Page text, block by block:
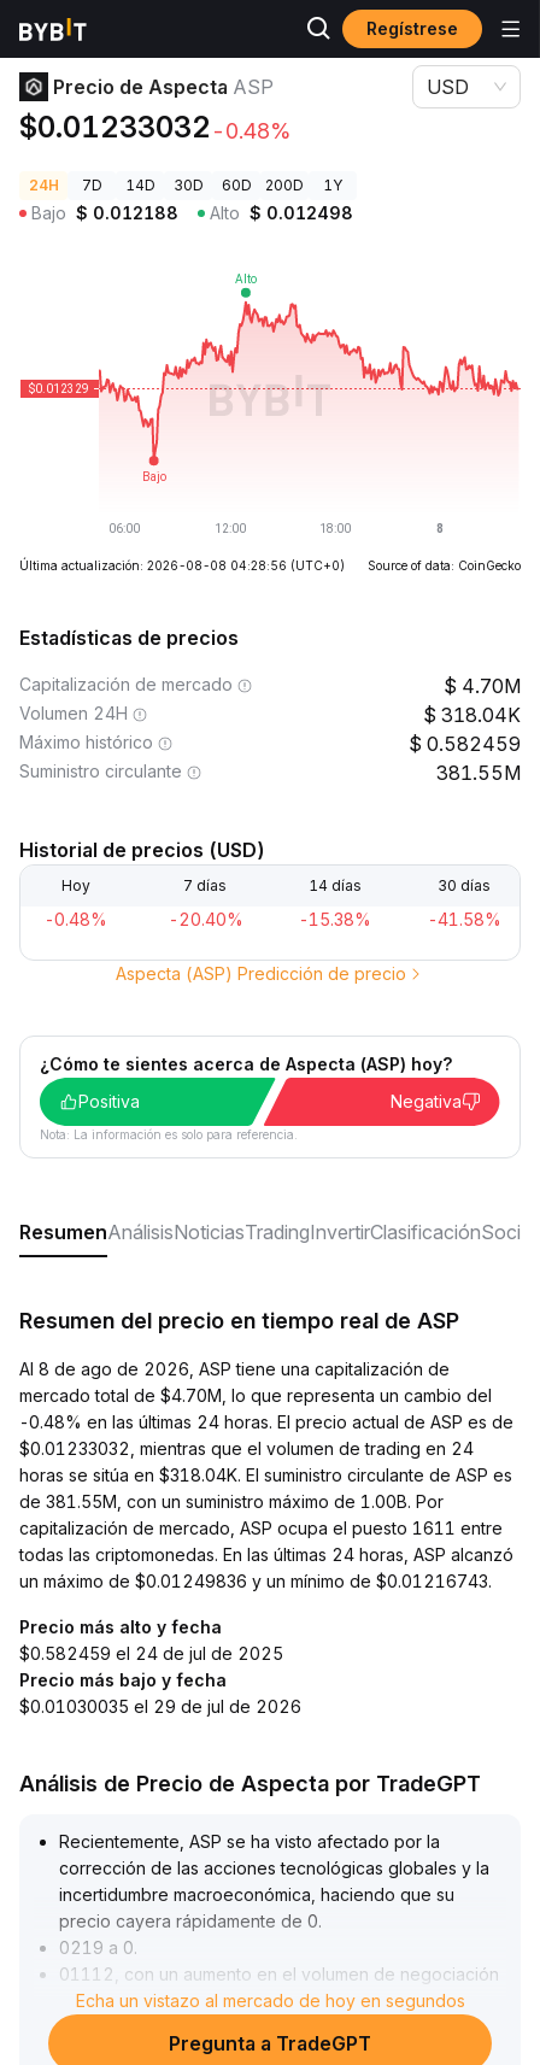
Regístrese
Precios de Criptomonedas Precio de Aspecta ASP
Precio de Aspecta ASP
$0.01233032 -0.48%
USD
24H 7D 14D 30D 60D 200D 1Y
Bajo $ 0.012188 Alto $ 0.012498
Última actualización: 2026-08-08 04:28:56 (UTC+0) Source of data: CoinGecko
Estadísticas de precios
Capitalización de mercado 4.70M
Volumen 24H 318.04K
Máximo histórico 0.582459
Suministro circulante 381.55M
Historial de precios (USD)
Hoy 7 días 14 días 30 días
-0.48% -20.40% -15.38% -41.58%
Aspecta (ASP) Predicción de precio
¿Cómo te sientes acerca de Aspecta (ASP) hoy?
Positiva
Negativa
Nota: La información es solo para referencia.
ResumenAnálisisNoticiasTradingInvertirClasificaciónSocial
Resumen del precio en tiempo real de ASP
Al 8 de ago de 2026, ASP tiene una capitalización de
mercado total de $4.70M, lo que representa un cambio del
-0.48% en las últimas 24 horas. El precio actual de ASP es de
$0.01233032, mientras que el volumen de trading en 24
horas se sitúa en $318.04K. El suministro circulante de ASP es
de 381.55M, con un suministro máximo de 1.00B. Por
capitalización de mercado, ASP ocupa el puesto 1611 entre
todas las criptomonedas. En las últimas 24 horas, ASP alcanzó
un máximo de $0.01249836 y un mínimo de $0.01216743.
Precio más alto y fecha
$0.582459 el 24 de jul de 2025
Precio más bajo y fecha
$0.01030035 el 29 de jul de 2026
Análisis de Precio de Aspecta por TradeGPT
Recientemente, ASP se ha visto afectado por la
corrección de las acciones tecnológicas globales y la
incertidumbre macroeconómica, haciendo que su
precio cayera rápidamente de 0.
0219 a 0.
01112, con un aumento en el volumen de negociación
que refleja un predominio del pánico.
Aunque a corto plazo hubo un repunte impulsado por la
recuperación de las acciones estadounidenses,
Echa un vistazo al mercado de hoy en segundos
Pregunta a TradeGPT